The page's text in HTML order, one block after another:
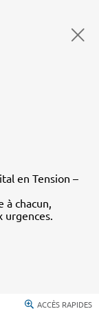
en Tension –
à chacun,
urgences.
ACCÈS RAPIDES